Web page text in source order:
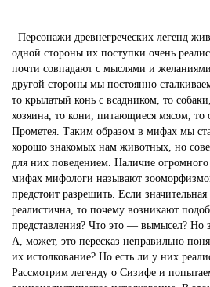
Персонажи древнегреческих легенд
одной стороны их поступки очень
почти совпадают с мыслями и
другой стороны мы постоянно
то крылатый конь с всадником, то
хозяина, то кони, питающиеся мясом,
Прометея. Таким образом в мифах мы
хорошо знакомых нам животных, но
для них поведением. Наличие
мифах мифологи называют
предстоит разрешить. Если
реалистична, то почему возникают
представления? Что это — вымысел? Но
А, может, это пересказ неправильно
их истолкование? Но есть ли у них
Рассмотрим легенду о Сизифе и